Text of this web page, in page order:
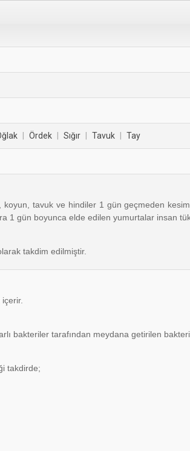
Ördek Sığır Tavuk Tay
tavuk ve hindiler 1 gün geçmeden
1 gün boyunca elde edilen yumurtalar insan
takdim edilmiştir.
bakteriler tarafından meydana getirilen
takdirde;